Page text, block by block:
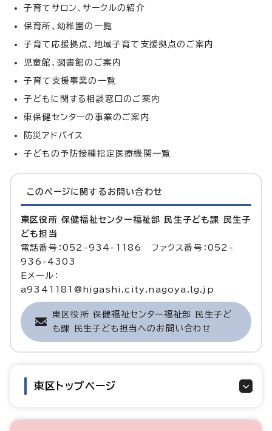
子育てサロン、サークルの紹介
保育所、幼稚園の一覧
子育て応援拠点、地域子育て支援拠点のご案内
児童館、図書館のご案内
子育て支援事業の一覧
子どもに関する相談窓口のご案内
東保健センターの事業のご案内
防災アドバイス
子どもの予防接種指定医療機関一覧
このページに関する お問い合わせ
東区役所 保健福祉センター福祉部 民生子ども課 民生子
ども担当
電話番号：052-934-1186 ファクス番号：052-
936-4303
Eメール：
a9341181@higashi.city.nagoya.lg.jp
東区役所 保健福祉センター福祉部 民生子ど
も課 民生子ども担当へのお問い合わせ
東区トップページ